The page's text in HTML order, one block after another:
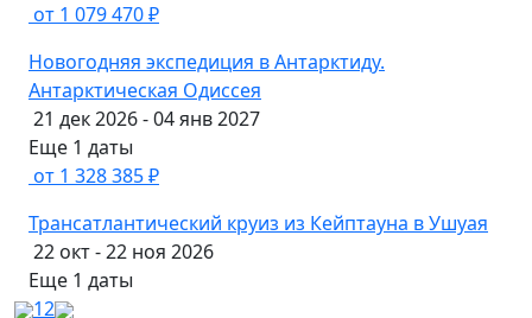
от 1 079 470 ₽
Новогодняя экспедиция в Антарктиду.
Антарктическая Одиссея
21 дек 2026 - 04 янв 2027
Еще 1 даты
от 1 328 385 ₽
Трансатлантический круиз из Кейптауна в Ушуая
22 окт - 22 ноя 2026
Еще 1 даты
12